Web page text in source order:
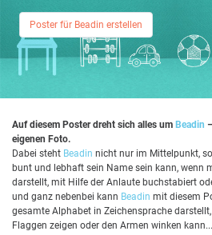
Poster für Beadin erstellen
Auf diesem Poster dreht sich alles um Beadin
eigenen Foto.
Dabei steht Beadin nicht nur im Mittelpunkt,
bunt und lebhaft sein Name sein kann, wenn
darstellt, mit Hilfe der Anlaute buchstabiert
und ganz nebenbei kann Beadin mit diesem
gesamte Alphabet in Zeichensprache
Flaggen zeigen oder den Armen winken kann...